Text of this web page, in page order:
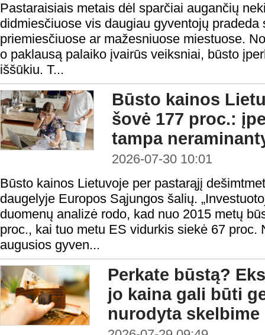
Pastaraisiais metais dėl sparčiai augančių
didmiesčiuose vis daugiau gyventojų pradeda
priemiesčiuose ar mažesniuose miestuose.
o paklausą palaiko įvairūs veiksniai, būsto
iššūkiu. T...
Būsto kainos
šovė 177 proc.:
tampa
2026-07-30 10:01
Būsto kainos Lietuvoje per pastarąjį
daugelyje Europos Sąjungos šalių.
duomenų analizė rodo, kad nuo 2015 metų
proc., kai tuo metu ES vidurkis siekė 67 proc.
augusios gyven...
Perkate būstą?
jo kaina gali būti
nurodyta skelbime